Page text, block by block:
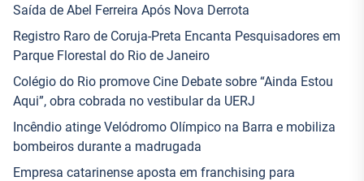
Saída de Abel Ferreira Após Nova Derrota
Registro Raro de Coruja-Preta Encanta Pesquisadores em
Parque Florestal do Rio de Janeiro
Colégio do Rio promove Cine Debate sobre “Ainda Estou
Aqui”, obra cobrada no vestibular da UERJ
Incêndio atinge Velódromo Olímpico na Barra e mobiliza
bombeiros durante a madrugada
Empresa catarinense aposta em franchising para